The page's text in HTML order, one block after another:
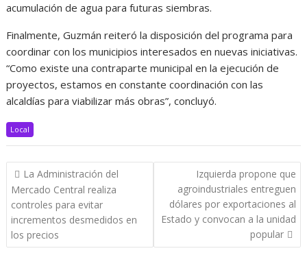
acumulación de agua para futuras siembras.
Finalmente, Guzmán reiteró la disposición del programa para
coordinar con los municipios interesados en nuevas iniciativas.
“Como existe una contraparte municipal en la ejecución de
proyectos, estamos en constante coordinación con las
alcaldías para viabilizar más obras”, concluyó.
Local
Navegación
de
entradas
La Administración del
Mercado Central realiza
controles para evitar
incrementos desmedidos en
los precios
Izquierda propone que
agroindustriales entreguen
dólares por exportaciones al
Estado y convocan a la unidad
popular